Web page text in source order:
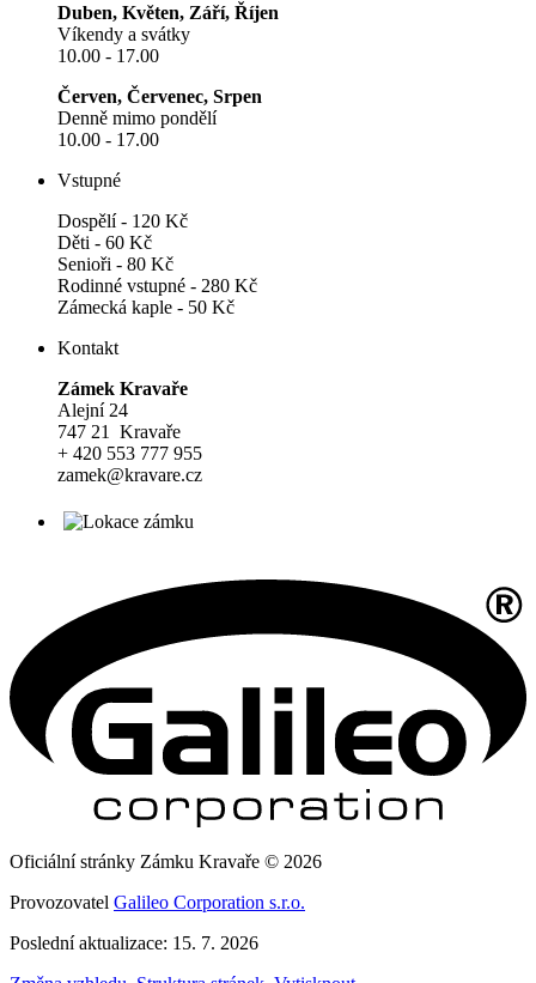
Duben, Květen, Září, Říjen
Víkendy a svátky
10.00 - 17.00
Červen, Červenec, Srpen
Denně mimo pondělí
10.00 - 17.00
Vstupné
Dospělí - 120 Kč
Děti - 60 Kč
Senioři - 80 Kč
Rodinné vstupné - 280 Kč
Zámecká kaple - 50 Kč
Kontakt
Zámek Kravaře
Alejní 24
747 21 Kravaře
+ 420 553 777 955
zamek@kravare.cz
Oficiální stránky Zámku Kravaře © 2026
Provozovatel Galileo Corporation s.r.o.
Poslední aktualizace: 15. 7. 2026